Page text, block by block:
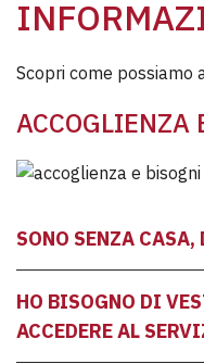
Scopri come possiamo
SONO SENZA CASA,
HO BISOGNO DI
ACCEDERE AL